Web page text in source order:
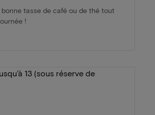
bonne tasse de café ou de thé tout
!